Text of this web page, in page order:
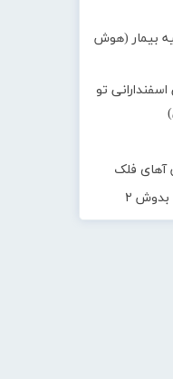
بیمار (هوش
تو
آهای فلک
۲